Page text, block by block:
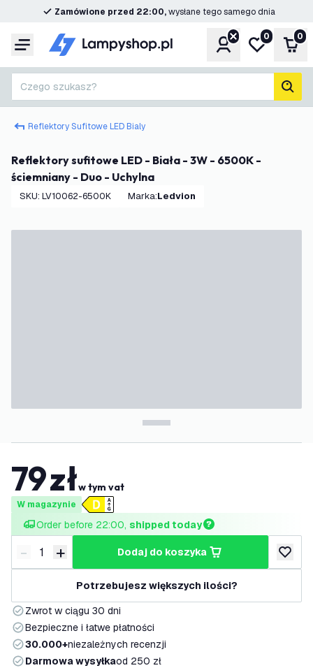
Zamówione przed 22:00,wysłane tego samego dnia
Menu KontoMoja lista
0 0
Czego szukasz?
Reflektory Sufitowe LED Bialy
Reflektory sufitowe LED - Biała - 3W - 6500K -
ściemniany - Duo - Uchylna
SKU: LV10062-6500K Marka: Ledvion
79złw tym vat
W magazynie
Order before 22:00, shipped today
Zmniejsz ilość
- Zwiększ ilość
+ dodaj do koszyka
dodaj
Potrzebujesz większych ilości?
Zwrot w ciągu 30 dni
Bezpieczne i łatwe płatności
30.000+niezależnych recenzji
Darmowa wysyłkaod 250 zł